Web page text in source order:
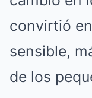
convirtió
sensible,
de los